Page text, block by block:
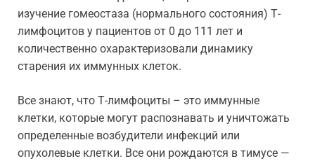
изучение гомеостаза (нормального состояния) Т-
лимфоцитов у пациентов от 0 до 111 лет и
количественно охарактеризовали динамику
старения их иммунных клеток.
Все знают, что Т-лимфоциты – это иммунные
клетки, которые могут распознавать и уничтожать
определенные возбудители инфекций или
опухолевые клетки. Все они рождаются в тимусе —